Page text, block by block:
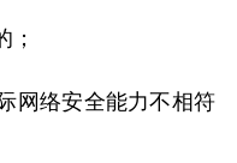
网络安全能力不相符